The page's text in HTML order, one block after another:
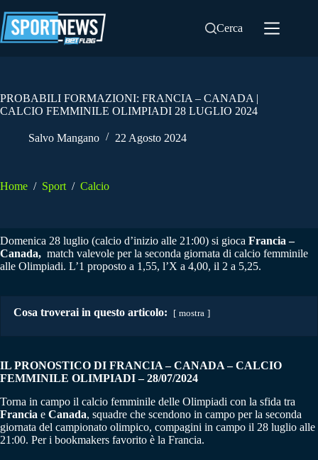
al
contenuto
Cerca
PROBABILI FORMAZIONI: FRANCIA – CANADA |
CALCIO FEMMINILE OLIMPIADI 28 LUGLIO 2024
Salvo Mangano 22 Agosto 2024
Home / Sport / Calcio
Domenica 28 luglio (calcio d’inizio alle 21:00) si gioca Francia –
Canada, match valevole per la seconda giornata di calcio femminile
alle Olimpiadi. L’1 proposto a 1,55, l’X a 4,00, il 2 a 5,25.
Cosa troverai in questo articolo: mostra
IL PRONOSTICO DI FRANCIA – CANADA – CALCIO
FEMMINILE OLIMPIADI – 28/07/2024
Torna in campo il calcio femminile delle Olimpiadi con la sfida tra
Francia e Canada, squadre che scendono in campo per la seconda
giornata del campionato olimpico, compagini in campo il 28 luglio alle
21:00. Per i bookmakers favorito è la Francia.